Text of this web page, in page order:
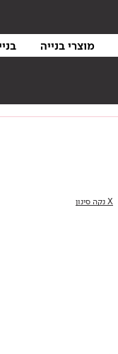
מוצרי בנייה
X נקה סינון